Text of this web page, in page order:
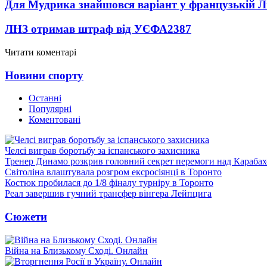
Для Мудрика знайшовся варіант у французькій
ЛНЗ отримав штраф від УЄФА2387
Читати коментарі
Новини спорту
Останні
Популярні
Коментовані
Челсі виграв боротьбу за іспанського захисника
Тренер Динамо розкрив головний секрет перемоги над
Світоліна влаштувала розгром ексросіянці в Торонто
Костюк пробилася до 1/8 фіналу турніру в Торонто
Реал завершив гучний трансфер вінгера Лейпцига
Сюжети
Війна на Близькому Сході. Онлайн